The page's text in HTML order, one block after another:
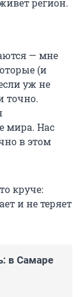
регион.
— мне
(и
уж не
точно.
мира. Нас
в этом
круче:
и не теряет
в Самаре